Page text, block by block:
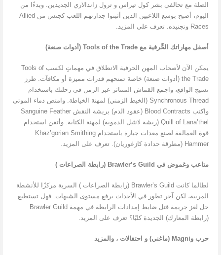
الصلة مع تحالفي بشر كول تيراس و ترول زاندالاري الجديدين. وبدءًا من
اليوم، أصبح بوسع اللاعبين الذين أثبتوا جدارتهم اللعب كجنس من Allied
Races وتجنيده. تعرف على المزيد.
أصقل مهاراتك الحِّرفية مع Tools of the Trade (أدوات صنعة)
يمكن الآن لأصحاب المهن الحرفية الانطلاق في مهماتٍ لكسب Tools of
the Trade (أدوات صنعة) خاصة تمنحهم قدرات مميزة أو مكافآت. طرز
نسيج الواقع، واجمع القماش المتناثر عبر الزمن في رحلتك باستخدام
Synchronous Thread (الخيط الزمني) لمهنة الخياطة. وامتص دماء الموتى
واكتب Blood Contracts (عقود الدم) بريشة النقش Sanguine Feather
Quill of Lana’thel (ريشة لانثيل الدموية) لمهنة الكتابة. وأتقن استخدام
قوة العمالقة لصنع معدات جبارة باستخدام Khaz’gorian Smithing
Hammer (مطرقة حدادة كازغوريان). تعرف على المزيد.
متاعب وغموض في Brawler’s Guild (رابطة الصراعات )
لطالما كانت Brawler’s Guild (رابطة الصراعات ) السرية مركزًا للأنشطة
المريبة، لكن آخر تطور في الأحداث يرفع مستوى الشبهات. فهل تستطيع
حل لغز جريمة قتل ضابط إمدادات الرابطة في مهمة Brawler Guild
(رابطة المعارك) الجديدة كليًا؟ تعرف على المزيد.
حرب وMagni (ماغني) و احتفالات ، والمزيد